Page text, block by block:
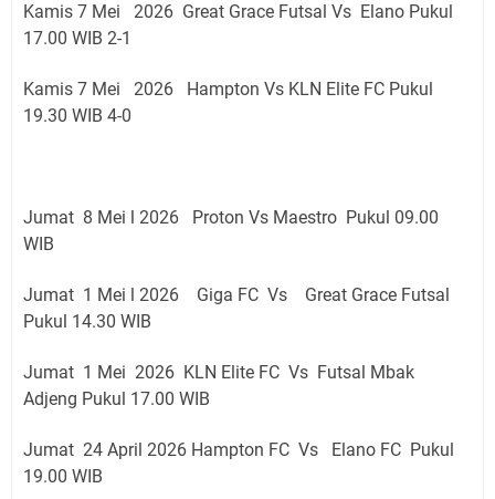
Kamis 7 Mei 2026 Great Grace Futsal Vs Elano Pukul
17.00 WIB 2-1
Kamis 7 Mei 2026 Hampton Vs KLN Elite FC Pukul
19.30 WIB 4-0
Jumat 8 Mei l 2026 Proton Vs Maestro Pukul 09.00
WIB
Jumat 1 Mei l 2026 Giga FC Vs Great Grace Futsal
Pukul 14.30 WIB
Jumat 1 Mei 2026 KLN Elite FC Vs Futsal Mbak
Adjeng Pukul 17.00 WIB
Jumat 24 April 2026 Hampton FC Vs Elano FC Pukul
19.00 WIB